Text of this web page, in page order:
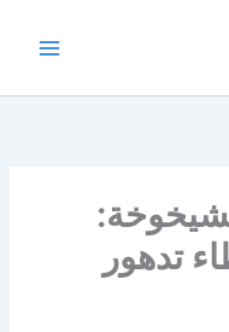
تدهور